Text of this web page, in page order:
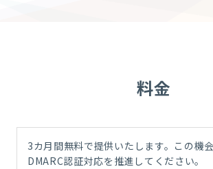
料金
3カ月間無料で提供いたします。この機
DMARC認証対応を推進してください。